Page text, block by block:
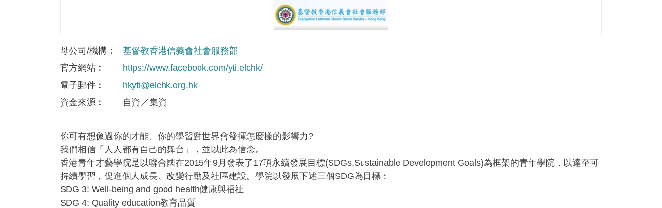
母公司/機構
基督教香港信義會社會服務部
官方網站
https://www.facebook.com/yti.elchk/
電子郵件
hkyti@elchk.org.hk
資金來​源
自資／集資
你可有想像過你的才能、你的學習對世界會發揮怎麼樣的影響力?
我們相信「人人都有自己的舞台」，並以此為信念。
香港青年才藝學院是以聯合國在2015年9月發表了17項永續發展目標(SDGs,Sustainable Development Goals)為框架的青年學院，以達至可
持續學習，促進個人成長、改變行動及社區建設。學院以發展下述三個SDG為目標︰
SDG 3: Well-being and good health健康與福祉
SDG 4: Quality education教育品質